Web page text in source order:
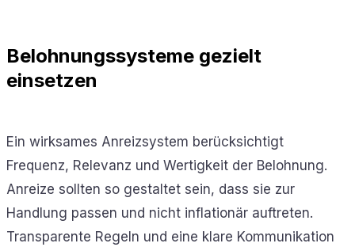
Belohnungssysteme gezielt
einsetzen
Ein wirksames Anreizsystem berücksichtigt
Frequenz, Relevanz und Wertigkeit der Belohnung.
Anreize sollten so gestaltet sein, dass sie zur
Handlung passen und nicht inflationär auftreten.
Transparente Regeln und eine klare Kommunikation